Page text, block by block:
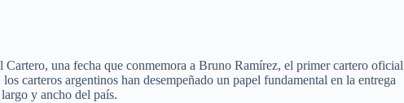
una fecha que conmemora a Bruno Ramírez, el primer cartero oficial
carteros argentinos han desempeñado un papel fundamental en la entrega
y ancho del país.